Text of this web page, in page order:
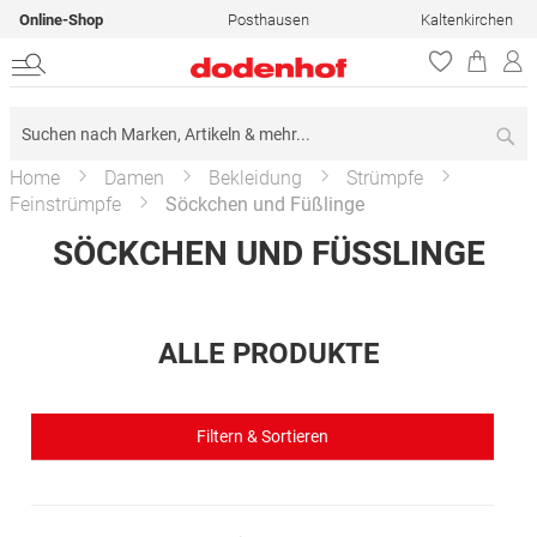
Online-Shop Posthausen Kaltenkirchen
Home Damen Bekleidung
Strümpfe
Feinstrümpfe
Söckchen und Füßlinge
SÖCKCHEN UND FÜSSLINGE
ALLE PRODUKTE
Filtern & Sortieren